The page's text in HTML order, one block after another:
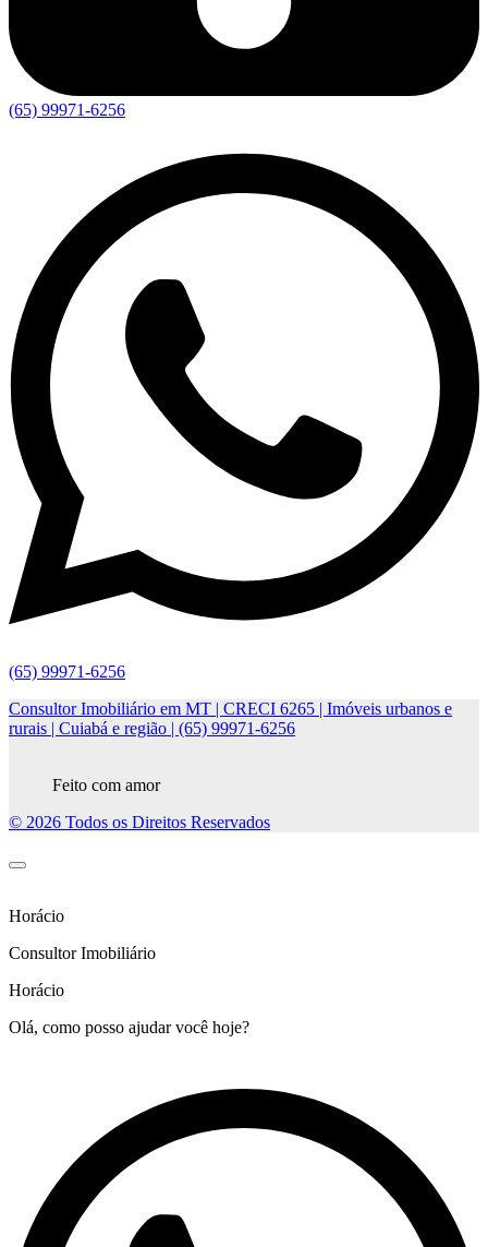
(65) 99971-6256
(65) 99971-6256
Consultor Imobiliário em MT | CRECI 6265 | Imóveis urbanos e
rurais | Cuiabá e região | (65) 99971-6256
Feito com amor
© 2026 Todos os Direitos Reservados
Horácio
Consultor Imobiliário
Horácio
Olá, como posso ajudar você hoje?